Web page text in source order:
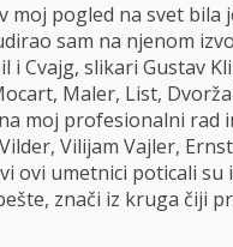
moj pogled na svet bila
sam na njenom
i Cvajg, slikari Gustav
Maler, List,
moj profesionalni rad
Vilijam Vajler,
ovi umetnici poticali
znači iz kruga čiji